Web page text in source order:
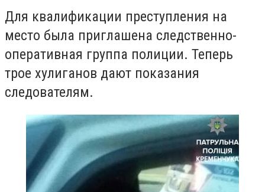
Для квалификации преступления на
место была приглашена следственно-
оперативная группа полиции. Теперь
трое хулиганов дают показания
следователям.